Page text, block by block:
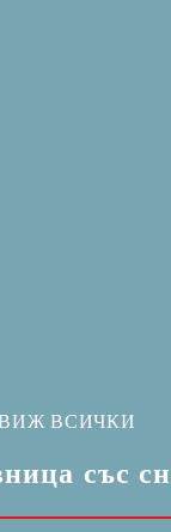
със
ВСИЧКИ